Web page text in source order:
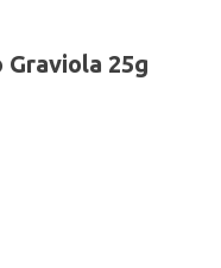
Graviola 25g